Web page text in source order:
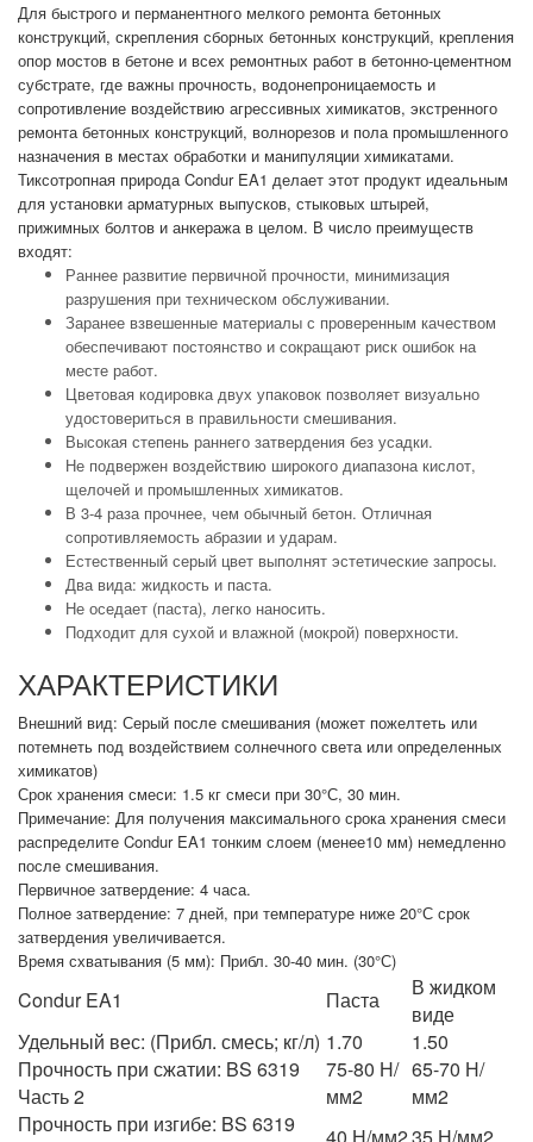
Для быстрого и перманентного мелкого ремонта бетонных
конструкций, скрепления сборных бетонных конструкций, крепления
опор мостов в бетоне и всех ремонтных работ в бетонно-цементном
субстрате, где важны прочность, водонепроницаемость и
сопротивление воздействию агрессивных химикатов, экстренного
ремонта бетонных конструкций, волнорезов и пола промышленного
назначения в местах обработки и манипуляции химикатами.
Тиксотропная природа Condur EA1 делает этот продукт идеальным
для установки арматурных выпусков, стыковых штырей,
прижимных болтов и анкеража в целом. В число преимуществ
входят:
Раннее развитие первичной прочности, минимизация
разрушения при техническом обслуживании.
Заранее взвешенные материалы с проверенным качеством
обеспечивают постоянство и сокращают риск ошибок на
месте работ.
Цветовая кодировка двух упаковок позволяет визуально
удостовериться в правильности смешивания.
Высокая степень раннего затвердения без усадки.
Не подвержен воздействию широкого диапазона кислот,
щелочей и промышленных химикатов.
В 3-4 раза прочнее, чем обычный бетон. Отличная
сопротивляемость абразии и ударам.
Естественный серый цвет выполнят эстетические запросы.
Два вида: жидкость и паста.
Не оседает (паста), легко наносить.
Подходит для сухой и влажной (мокрой) поверхности.
ХАРАКТЕРИСТИКИ
Внешний вид: Серый после смешивания (может пожелтеть или
потемнеть под воздействием солнечного света или определенных
химикатов)
Срок хранения смеси: 1.5 кг смеси при 30°С, 30 мин.
Примечание: Для получения максимального срока хранения смеси
распределите Condur EA1 тонким слоем (менее10 мм) немедленно
после смешивания.
Первичное затвердение: 4 часа.
Полное затвердение: 7 дней, при температуре ниже 20°С срок
затвердения увеличивается.
Время схватывания (5 мм): Прибл. 30-40 мин. (30°С)
Condur EA1 Паста
В жидком
виде
Удельный вес: (Прибл. смесь; кг/л) 1.70
1.50
Прочность при сжатии: BS 6319
Часть 2
75-80 Н/
мм2
65-70 Н/
мм2
Прочность при изгибе: BS 6319